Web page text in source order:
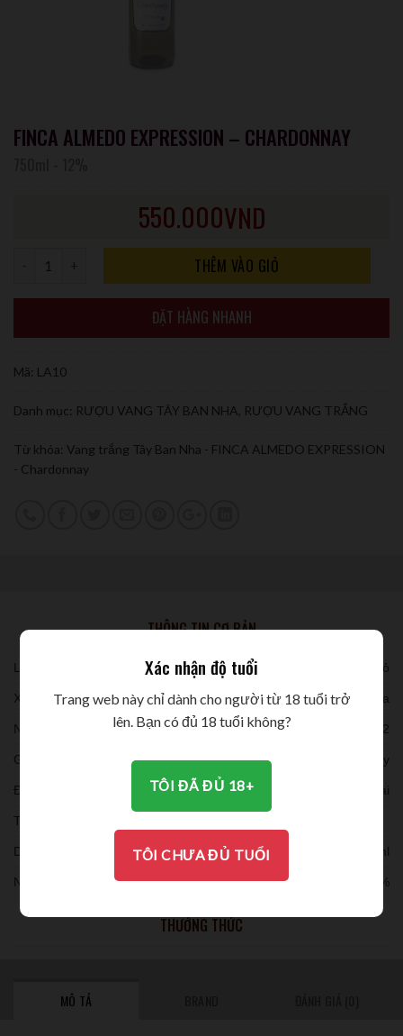
FINCA ALMEDO EXPRESSION – CHARDONNAY
550.000VND
Số lượng THÊM VÀO GIỎ
ĐẶT HÀNG NHANH
Mã: LA10
Danh mục: RƯỢU VANG TÂY BAN NHA RƯỢU VANG TRẮNG
Từ khóa: Vang trắng Tây Ban Nha - FINCA ALMEDO EXPRESSION
- Chardonnay
THÔNG TIN CƠ BẢN
Loại vang: Vang đỏ
Xuất xứ: Tây Ban Nha
Niên vụ: 2022
Giống nho: Chardonnay
Đóng chai: 6 chaichai
Thời gian ủ:
Dung tích: 750ml
Nồng độ: 12%
THƯỞNG THỨC
MÔ TẢ
Xác nhận độ tuổi
Trang web này chỉ dành cho người từ 18 tuổi trở
lên. Bạn có đủ 18 tuổi không?
TÔI ĐÃ ĐỦ 18+
TÔI CHƯA ĐỦ TUỔI